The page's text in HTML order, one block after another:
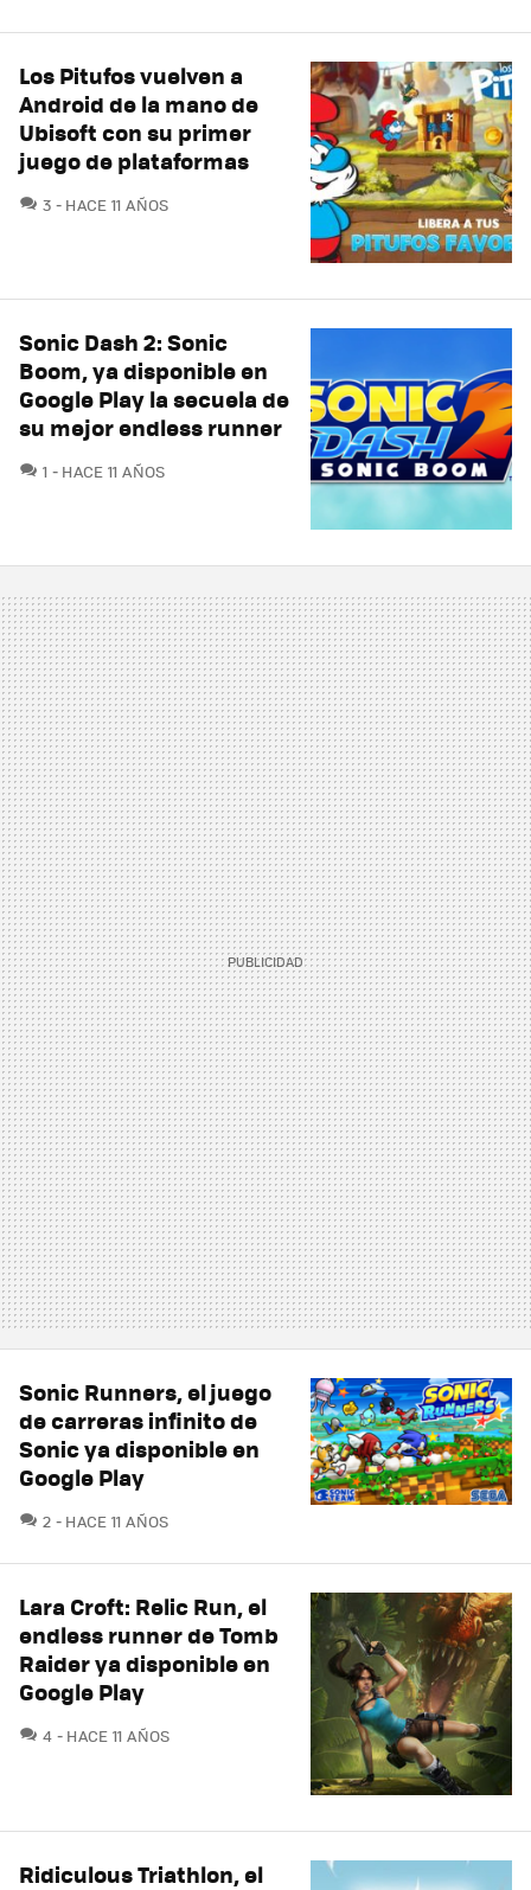
Los Pitufos vuelven a
Android de la mano de
Ubisoft con su primer
juego de plataformas
3 COMENTARIOS
HACE 11 AÑOS
Sonic Dash 2: Sonic
Boom, ya disponible en
Google Play la secuela de
su mejor endless runner
1 COMENTARIOS
HACE 11 AÑOS
Sonic Runners, el juego
de carreras infinito de
Sonic ya disponible en
Google Play
2 COMENTARIOS
HACE 11 AÑOS
Lara Croft: Relic Run, el
endless runner de Tomb
Raider ya disponible en
Google Play
4 COMENTARIOS
HACE 11 AÑOS
Ridiculous Triathlon, el